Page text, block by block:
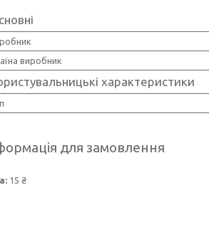
виробник
характеристики
для замовлення
15 ₴